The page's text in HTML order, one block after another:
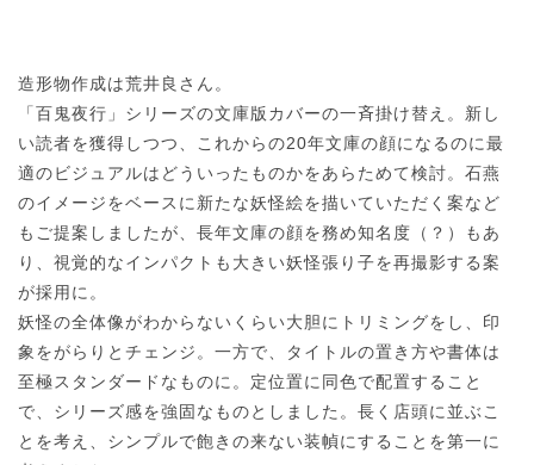
造形物作成は荒井良さん。
「百鬼夜行」シリーズの文庫版カバーの一斉掛け替え。新し
い読者を獲得しつつ、これからの20年文庫の顔になるのに最
適のビジュアルはどういったものかをあらためて検討。石燕
のイメージをベースに新たな妖怪絵を描いていただく案など
もご提案しましたが、長年文庫の顔を務め知名度（？）もあ
り、視覚的なインパクトも大きい妖怪張り子を再撮影する案
が採用に。
妖怪の全体像がわからないくらい大胆にトリミングをし、印
象をがらりとチェンジ。一方で、タイトルの置き方や書体は
至極スタンダードなものに。定位置に同色で配置すること
で、シリーズ感を強固なものとしました。長く店頭に並ぶこ
とを考え、シンプルで飽きの来ない装幀にすることを第一に